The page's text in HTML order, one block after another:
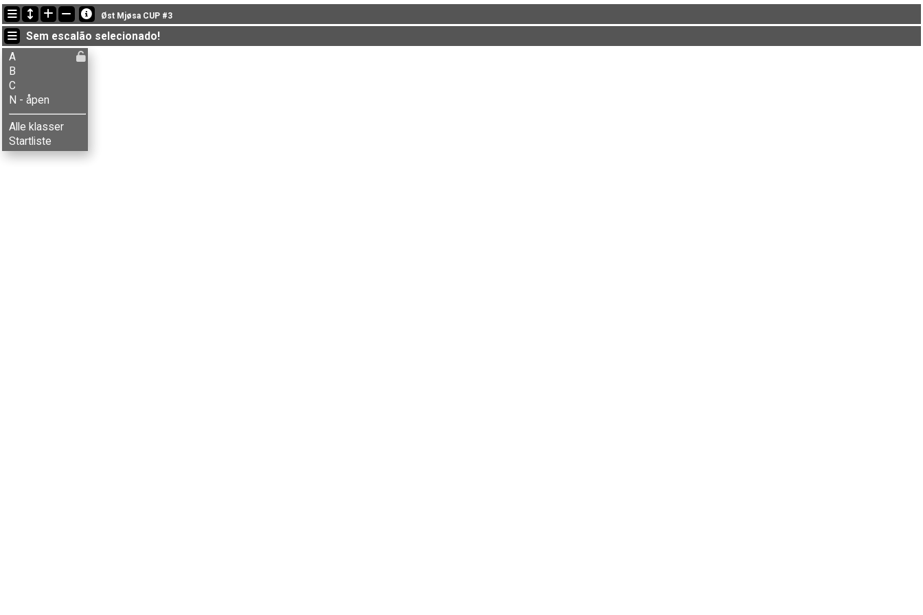
Últimas atualizações
19:27:16: Kari S. Henriksen (N - åpen) terminou with status finished
19:19:47: Tone Bleken Rud (B
19:16:34: Turi Nordengen (C) terminou com o tempo de 51:16 (10)
Øst Mjøsa CUP #3
Sem escalão selecionado!
A
B
C
N - åpen
Alle klasser
Startliste